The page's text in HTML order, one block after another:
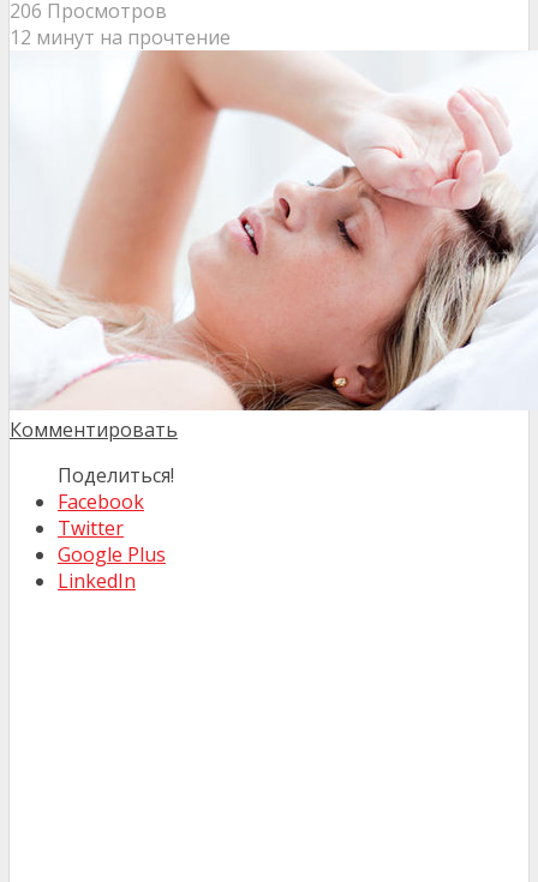
206 Просмотров
12 минут на прочтение
Комментировать
Поделиться!
Facebook
Twitter
Google Plus
LinkedIn